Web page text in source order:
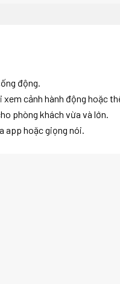
động.
cảnh hành động hoặc
phòng khách vừa và lớn.
hoặc giọng nói.